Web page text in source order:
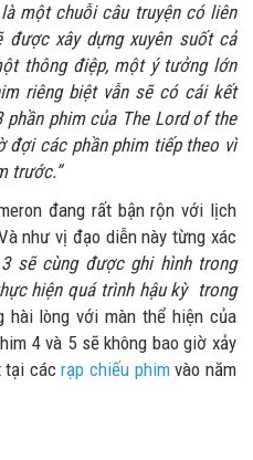
một chuỗi câu truyện có liên
được xây dựng xuyên suốt cả
thông điệp, một ý tưởng lớn
riêng biệt vẫn sẽ có cái kết
phim của The Lord of the
đợi các phần phim tiếp theo vì
trước.”
đang rất bận rộn với lịch
như vị đạo diễn này từng xác
3 sẽ cùng được ghi hình trong
hiện quá trình hậu kỳ trong
hài lòng với màn thể hiện của
4 và 5 sẽ không bao giờ xảy
tại cácrạp chiếu phimvào năm